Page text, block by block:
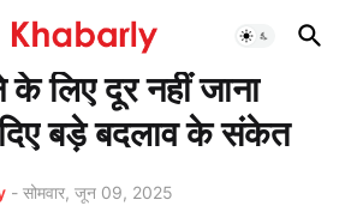
लिए दूर नहीं जाना
दिए बड़े बदलाव के संकेत
- सोमवार, जून 09, 2025